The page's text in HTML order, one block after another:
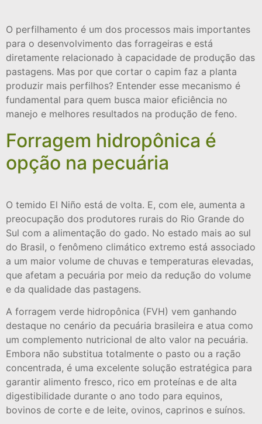
O perfilhamento é um dos processos mais importantes
para o desenvolvimento das forrageiras e está
diretamente relacionado à capacidade de produção das
pastagens. Mas por que cortar o capim faz a planta
produzir mais perfilhos? Entender esse mecanismo é
fundamental para quem busca maior eficiência no
manejo e melhores resultados na produção de feno.
Forragem hidropônica é
opção na pecuária
O temido El Niño está de volta. E, com ele, aumenta a
preocupação dos produtores rurais do Rio Grande do
Sul com a alimentação do gado. No estado mais ao sul
do Brasil, o fenômeno climático extremo está associado
a um maior volume de chuvas e temperaturas elevadas,
que afetam a pecuária por meio da redução do volume
e da qualidade das pastagens.
A forragem verde hidropônica (FVH) vem ganhando
destaque no cenário da pecuária brasileira e atua como
um complemento nutricional de alto valor na pecuária.
Embora não substitua totalmente o pasto ou a ração
concentrada, é uma excelente solução estratégica para
garantir alimento fresco, rico em proteínas e de alta
digestibilidade durante o ano todo para equinos,
bovinos de corte e de leite, ovinos, caprinos e suínos.